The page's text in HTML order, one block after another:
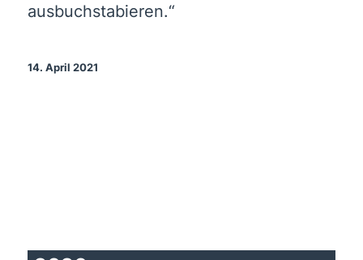
ausbuchstabieren.“
14. April 2021